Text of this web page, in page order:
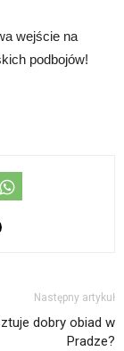
wejście na
podbojów!
Następny artykuł
dobry obiad w
Pradze?